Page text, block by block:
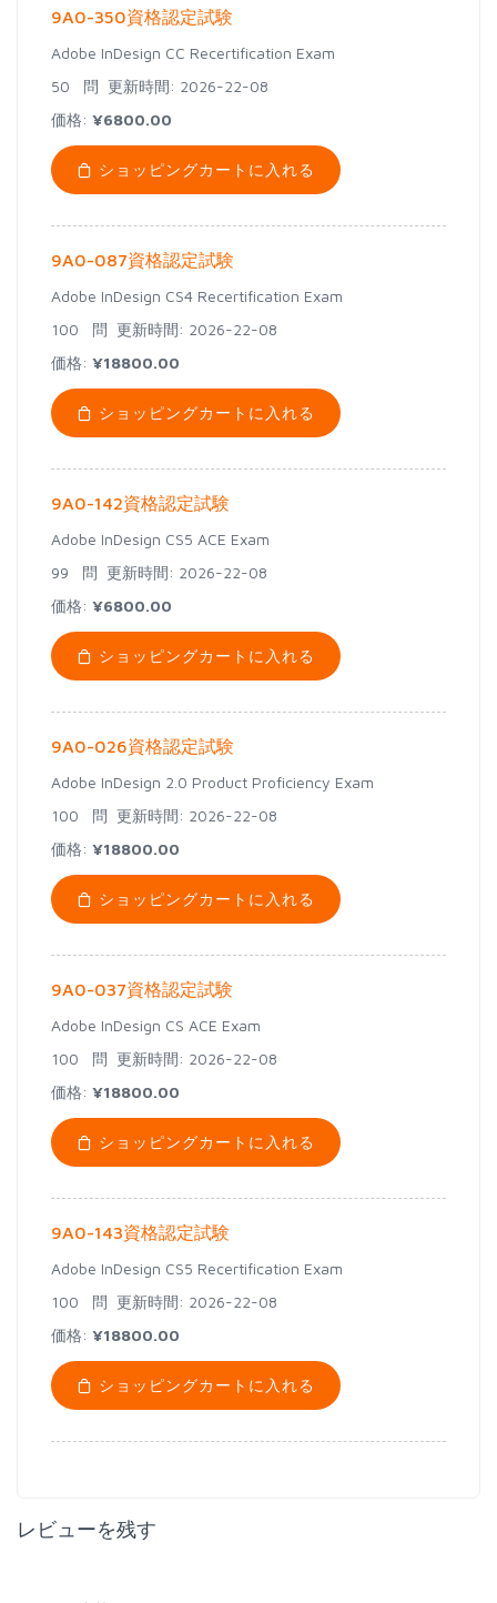
9A0-350資格認定試験
Adobe InDesign CC Recertification Exam
50 問 更新時間: 2026-22-08
価格: ¥6800.00
ショッピングカートに入れる
9A0-087資格認定試験
Adobe InDesign CS4 Recertification Exam
100 問 更新時間: 2026-22-08
価格: ¥18800.00
ショッピングカートに入れる
9A0-142資格認定試験
Adobe InDesign CS5 ACE Exam
99 問 更新時間: 2026-22-08
価格: ¥6800.00
ショッピングカートに入れる
9A0-026資格認定試験
Adobe InDesign 2.0 Product Proficiency Exam
100 問 更新時間: 2026-22-08
価格: ¥18800.00
ショッピングカートに入れる
9A0-037資格認定試験
Adobe InDesign CS ACE Exam
100 問 更新時間: 2026-22-08
価格: ¥18800.00
ショッピングカートに入れる
9A0-143資格認定試験
Adobe InDesign CS5 Recertification Exam
100 問 更新時間: 2026-22-08
価格: ¥18800.00
ショッピングカートに入れる
レビューを残す